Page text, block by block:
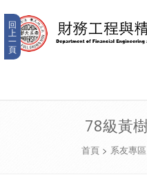
回
上
一
頁
78級黃
首頁> 系友專區